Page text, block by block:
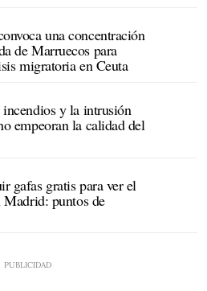
una concentración
de Marruecos para
migratoria en Ceuta
y la intrusión
empeoran la calidad del
gafas gratis para ver el
Madrid: puntos de